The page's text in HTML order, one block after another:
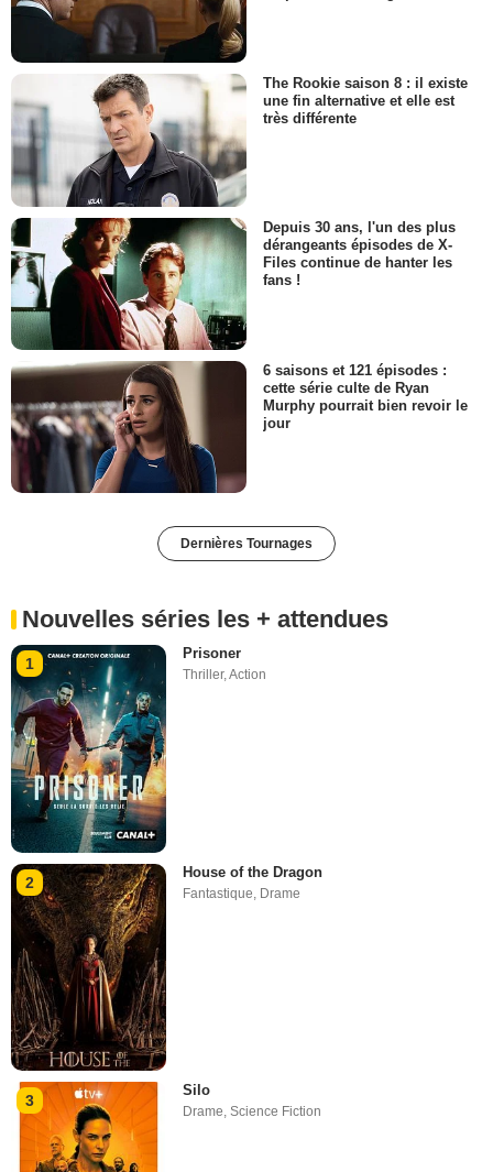
The Rookie saison 8 : il existe
une fin alternative et elle est
très différente
Depuis 30 ans, l'un des plus
dérangeants épisodes de X-
Files continue de hanter les
fans !
6 saisons et 121 épisodes :
cette série culte de Ryan
Murphy pourrait bien revoir le
jour
Dernières Tournages
Nouvelles séries les + attendues
1
Prisoner
Thriller,Action
2
House of the Dragon
Fantastique Drame
3
Silo
Drame,Science Fiction